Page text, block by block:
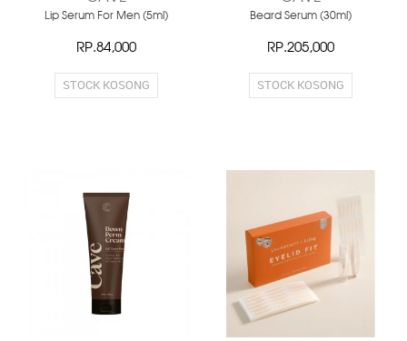
Lip Serum For Men (5ml)
RP.84,000
STOCK KOSONG
Beard Serum (30ml)
RP.205,000
STOCK KOSONG